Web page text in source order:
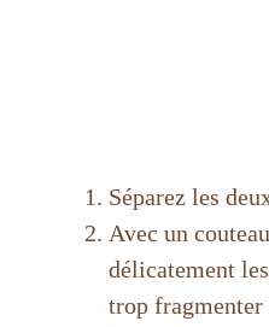
Séparez les
Avec un
délicatement
trop fragmenter